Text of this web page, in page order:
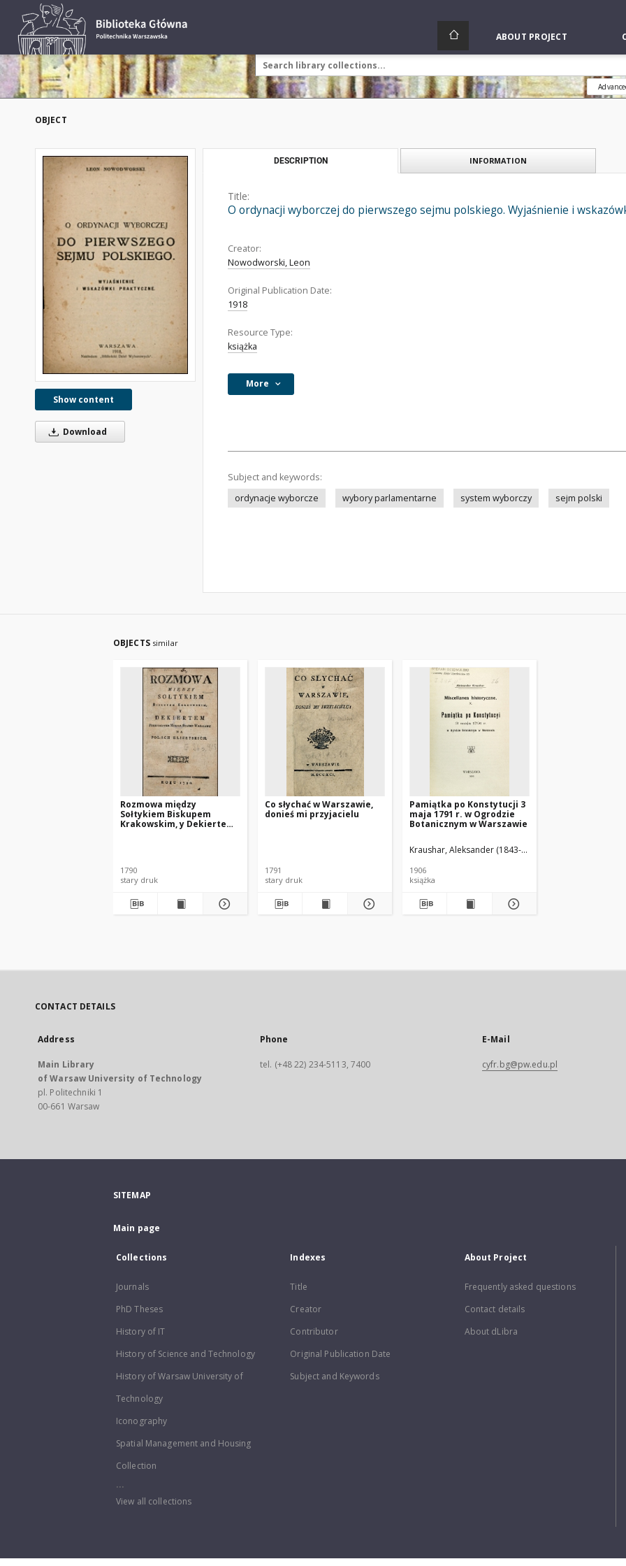
ABOUT PROJECT
OBJECT
Show content
Download
DESCRIPTION INFORMATION
Title:
O ordynacji wyborczej do pierwszego sejmu polskiego. Wyjaśnienie i
Creator:
Nowodworski, Leon
Original Publication Date:
1918
Resource Type:
książka
More
Subject and keywords:
ordynacje wyborcze
wybory parlamentarne system wyborczy sejm polski
OBJECTS similar
Rozmowa między
Sołtykiem Biskupem
Krakowskim, y Dekiertem
1790
stary druk
Co słychać w Warszawie,
donieś mi przyjacielu
1791
stary druk
Pamiątka po Konstytucji 3
maja 1791 r. w Ogrodzie
Botanicznym w Warszawie
Kraushar, Aleksander (1843-1931)
1906
książka
CONTACT DETAILS
Address
Main Library
of Warsaw University of Technology
pl. Politechniki 1
00-661 Warsaw
Phone
tel. (+48 22) 234-5113, 7400
E-Mail
cyfr.bg@pw.edu.pl
SITEMAP
Main page
Collections
Journals
PhD Theses
History of IT
History of Science and Technology
History of Warsaw University of
Technology
Iconography
Spatial Management and Housing
Collection
...
View all collections
Indexes
Title
Creator
Contributor
Original Publication Date
Subject and Keywords
About Project
Frequently asked questions
Contact details
About dLibra